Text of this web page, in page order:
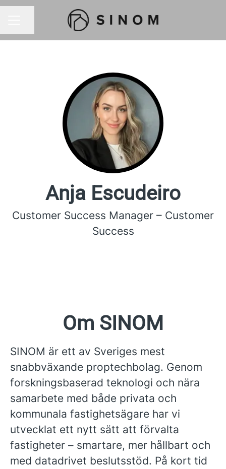
Anja Escudeiro
Customer Success Manager – Customer
Success
Om SINOM
SINOM är ett av Sveriges mest
snabbväxande proptechbolag. Genom
forskningsbaserad teknologi och nära
samarbete med både privata och
kommunala fastighetsägare har vi
utvecklat ett nytt sätt att förvalta
fastigheter – smartare, mer hållbart och
med datadrivet beslutsstöd. På kort tid